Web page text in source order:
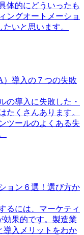
体的にどういったも
ングオートメーショ
いと思います。
）導入の７つの失敗
の導入に失敗した・
たくさんあります。
ツールのよくある失
ョン６選！選び方か
るには、マーケティ
効果的です。製造業
導入メリットをわか